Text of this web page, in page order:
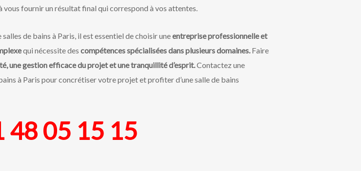
fournir un résultat final qui correspond à vos attentes.
de bains à Paris, il est essentiel de choisir uneentreprise professionnelle et
qui nécessite des compétences spécialisées dans plusieurs domaines.Faire
une gestion efficace du projet et une tranquillité d’esprit.Contactez une
à Paris pour concrétiser votre projet et profiter d’une salle de bains
48 05 15 15